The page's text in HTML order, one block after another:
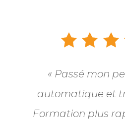
« Passé mon
automatique et
Formation plus